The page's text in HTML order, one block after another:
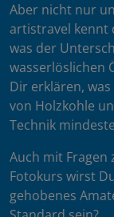
Aber nicht nur
artistravel kennt
was der
wasserlöslichen
Dir erklären,
von Holzkohle
Technik
Auch mit
Fotokurs wirst
gehobenes